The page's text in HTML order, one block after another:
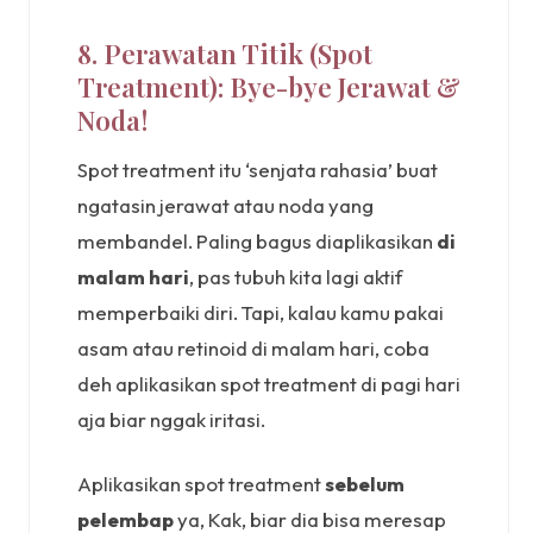
8. Perawatan Titik (Spot
Treatment): Bye-bye Jerawat &
Noda!
Spot treatment itu ‘senjata rahasia’ buat
ngatasin jerawat atau noda yang
membandel. Paling bagus diaplikasikan di
malam hari, pas tubuh kita lagi aktif
memperbaiki diri. Tapi, kalau kamu pakai
asam atau retinoid di malam hari, coba
deh aplikasikan spot treatment di pagi hari
aja biar nggak iritasi.
Aplikasikan spot treatmentsebelum
pelembapya, Kak, biar dia bisa meresap